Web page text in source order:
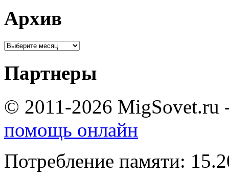
Архив
Партнеры
© 2011-2026 MigSovet.ru
помощь онлайн
Потребление памяти: